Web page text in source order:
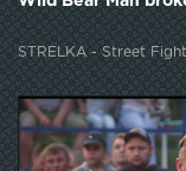
STRELKA - Street